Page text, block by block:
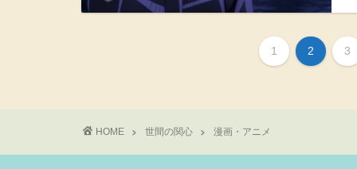
1 2 3
HOME 世間の関心 漫画・アニメ